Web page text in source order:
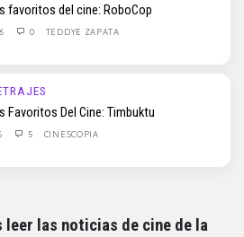
favoritos del cine: RoboCop
0 TEDDYE ZAPATA
Favoritos Del Cine: Timbuktu
5 CINESCOPIA
leer las noticias de cine de la